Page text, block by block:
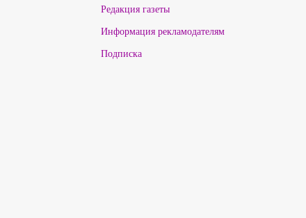
Редакция газеты
Информация рекламодателям
Подписка